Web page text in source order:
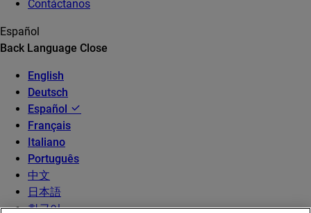
Contáctanos
Español
Back Language Close
English
Deutsch
Español
Français
Italiano
Português
中文
日本語
한국어